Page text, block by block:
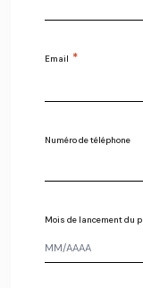
Email *
Numéro de téléphone
Mois de lancement du